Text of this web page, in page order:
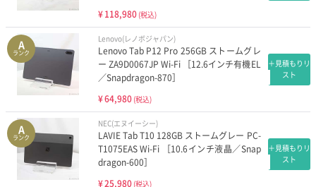
¥118,980 (税込)
A
ランク
Lenovo(レノボジャパン)
Lenovo Tab P12 Pro 256GB ストームグレ
ー ZA9D0067JP Wi-Fi ［12.6インチ有機EL
／Snapdragon-870］
¥64,980 (税込)
＋見積もりリ
スト
A
ランク
NEC(エヌイーシー)
LAVIE Tab T10 128GB ストームグレー PC-
T1075EAS Wi-Fi ［10.6インチ液晶／Snap
dragon-600］
¥25,980 (税込)
＋見積もりリ
スト